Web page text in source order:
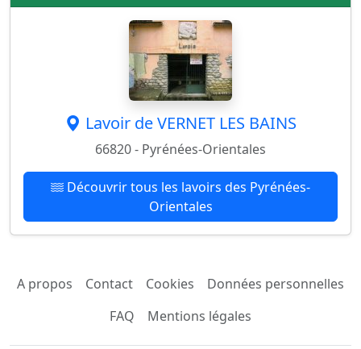
Lavoir de VERNET LES BAINS
66820 - Pyrénées-Orientales
Découvrir tous les lavoirs des Pyrénées-
Orientales
A propos Contact Cookies
Données personnelles
FAQ
Mentions légales